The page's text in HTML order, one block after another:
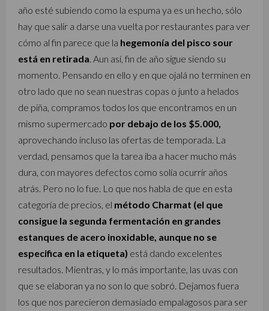
año esté subiendo como la espuma ya es un hecho, sólo
hay que salir a darse una vuelta por restaurantes para ver
cómo al fin parece que la hegemonía del pisco sour
está en retirada . Aun así, fin de año sigue siendo su
momento. Pensando en ello y en que ojalá no terminen en
otro lado que no sean nuestras copas o junto a helados
de piña, compramos todos los que encontramos en un
mismo supermercado por debajo de los $5.000,
aprovechando incluso las ofertas de temporada. La
verdad, pensamos que la tarea iba a hacer mucho más
dura, con mayores defectos como solía ocurrir años
atrás. Pero no lo fue. Lo que nos habla de que en esta
categoría de precios, el método Charmat (el que
consigue la segunda fermentación en grandes
estanques de acero inoxidable, aunque no se
especifica en la etiqueta) está dando excelentes
resultados. Mientras, y lo más importante, las uvas con
que se elaboran ya no son lo que sobró. Dejamos fuera
los que nos parecieron demasiado empalagosos para ser